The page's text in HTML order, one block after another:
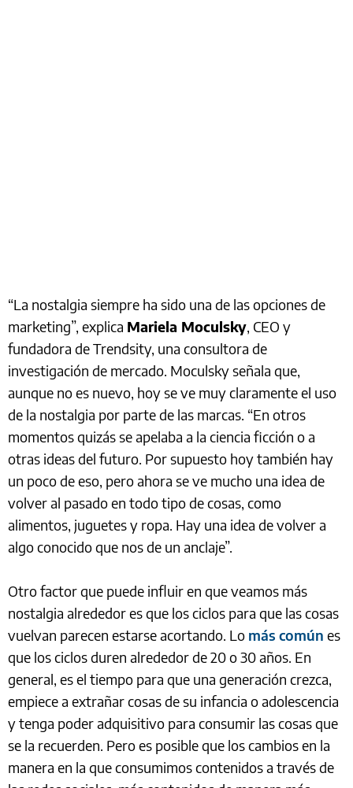
“La nostalgia siempre ha sido una de las opciones de
marketing”, explica Mariela Moculsky, CEO y
fundadora de Trendsity, una consultora de
investigación de mercado. Moculsky señala que,
aunque no es nuevo, hoy se ve muy claramente el uso
de la nostalgia por parte de las marcas. “En otros
momentos quizás se apelaba a la ciencia ficción o a
otras ideas del futuro. Por supuesto hoy también hay
un poco de eso, pero ahora se ve mucho una idea de
volver al pasado en todo tipo de cosas, como
alimentos, juguetes y ropa. Hay una idea de volver a
algo conocido que nos de un anclaje”.
Otro factor que puede influir en que veamos más
nostalgia alrededor es que los ciclos para que las cosas
vuelvan parecen estarse acortando. Lo más común es
que los ciclos duren alrededor de 20 o 30 años. En
general, es el tiempo para que una generación crezca,
empiece a extrañar cosas de su infancia o adolescencia
y tenga poder adquisitivo para consumir las cosas que
se la recuerden. Pero es posible que los cambios en la
manera en la que consumimos contenidos a través de